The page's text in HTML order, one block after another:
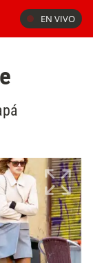
EN VIVO